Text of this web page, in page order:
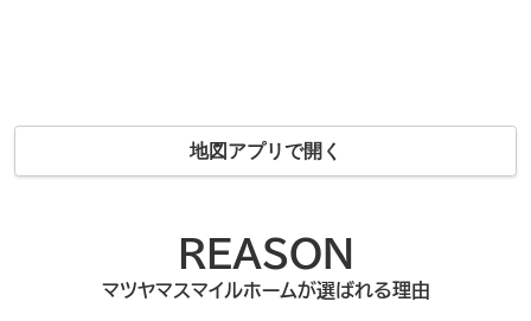
地図アプリで開く
REASON
マツヤマスマイルホームが選ばれる理由